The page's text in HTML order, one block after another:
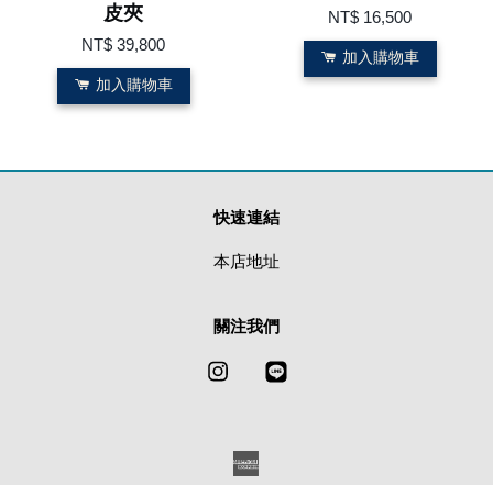
皮夾
NT$ 39,800
加入購物車
NT$ 16,500
加入購物車
快速連結
本店地址
關注我們
Instagram